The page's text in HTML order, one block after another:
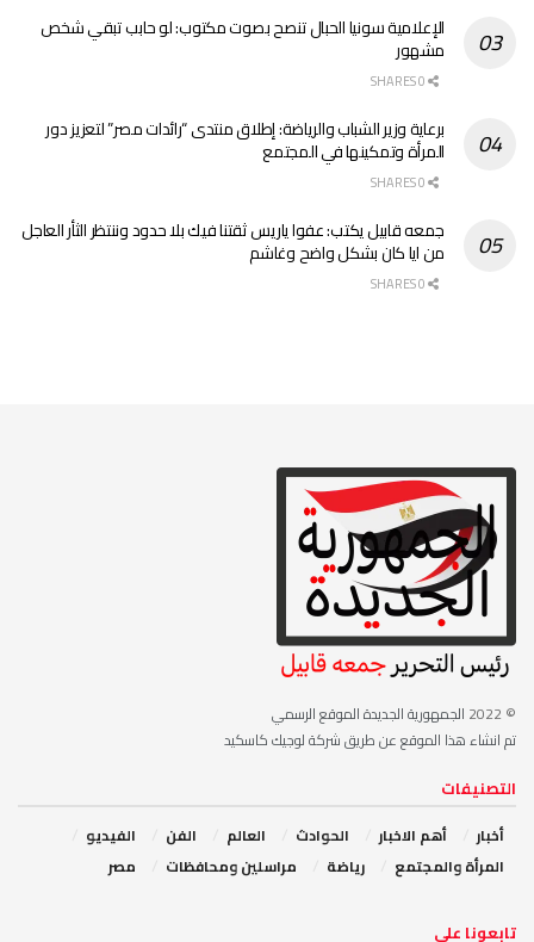
الإعلامية سونيا الحبال تنصح بصوت مكتوب: لو حابب تبقي شخص
مشهور
برعاية وزير الشباب والرياضة: إطلاق منتدى “رائدات مصر” لتعزيز دور
المرأة وتمكينها في المجتمع
جمعه قابيل يكتب: عفوا ياريس ثقتنا فيك بلا حدود وننتظر الثأر العاجل
من ايا كان بشكل واضح وغاشم
© 2022
الجمهورية الجديدة الموقع الرسمي
تم انشاء هذا الموقع عن طريق شركة لوجيك كاسكيد
التصنيفات
أخبار أهم الاخبار ‏الحوادث ‏العالم الفن
‏الفيديو
‏المرأة والمجتمع
رياضة مراسلين ومحافظات مصر
‏تابعونا على